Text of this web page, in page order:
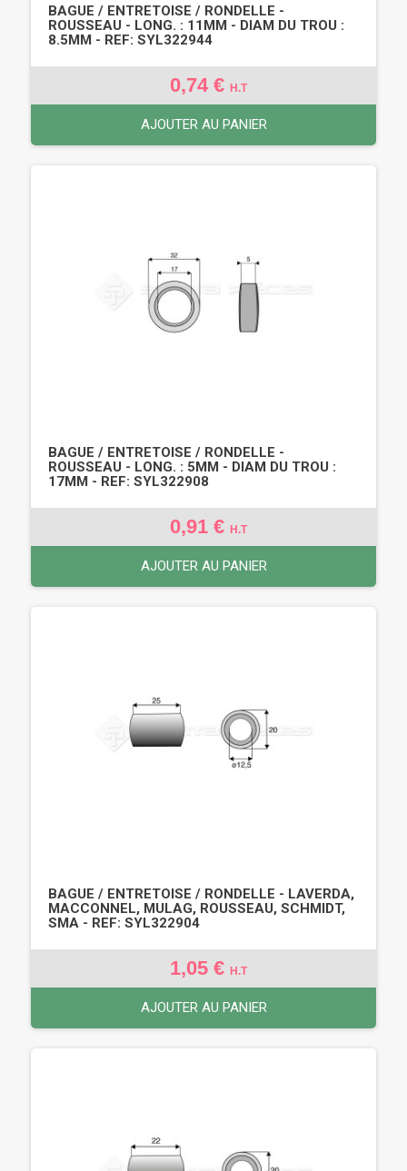
BAGUE / ENTRETOISE / RONDELLE -
ROUSSEAU - LONG. : 11MM - DIAM DU TROU :
8.5MM - REF: SYL322944
0,74 € H.T
AJOUTER AU PANIER
BAGUE / ENTRETOISE / RONDELLE -
ROUSSEAU - LONG. : 5MM - DIAM DU TROU :
17MM - REF: SYL322908
0,91 € H.T
AJOUTER AU PANIER
BAGUE / ENTRETOISE / RONDELLE - LAVERDA,
MACCONNEL, MULAG, ROUSSEAU, SCHMIDT,
SMA - REF: SYL322904
1,05 € H.T
AJOUTER AU PANIER